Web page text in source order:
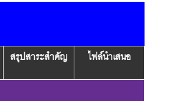
สรุปสาระสำคัญ
ไฟล์นำเสนอ